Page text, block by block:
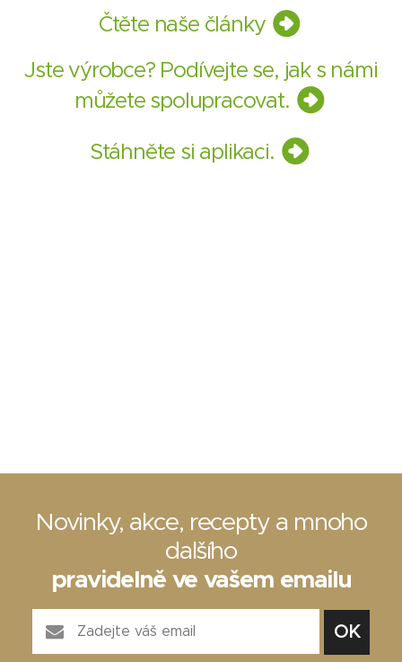
Čtěte naše články
Jste výrobce? Podívejte se, jak s námi
můžete spolupracovat.
Stáhněte si aplikaci.
Novinky, akce, recepty a mnoho
dalšího
pravidelně ve vašem emailu